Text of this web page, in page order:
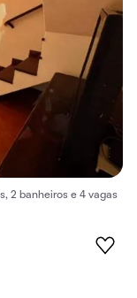
2 banheiros e 4 vagas